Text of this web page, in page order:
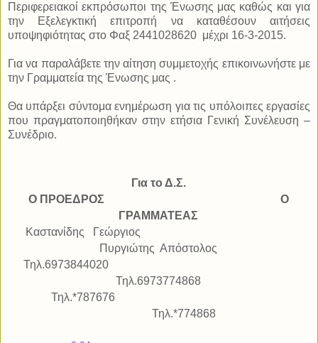
Περιφερειακοί εκπρόσωποι της Ένωσης μας καθώς και για
την Εξελεγκτική επιτροπή να καταθέσουν αιτήσεις
υποψηφιότητας στο Φαξ 2441028620 μέχρι 16-3-2015.
Για να παραλάβετε την αίτηση συμμετοχής επικοινωνήστε με
την Γραμματεία της Ένωσης μας .
Θα υπάρξει σύντομα ενημέρωση για τις υπόλοιπες εργασίες
που πραγματοποιηθήκαν στην ετήσια Γενική Συνέλευση –
Συνέδριο.
Για το Δ.Σ.
Ο ΠΡΟΕΔΡΟΣ
Ο
ΓΡΑΜΜΑΤΕΑΣ
Καστανίδης
Γεώργιος
Πυργιώτης Απόστολος
Τηλ.6973844020
Τηλ.6973774868
Τηλ.*787676
Τηλ.*774868